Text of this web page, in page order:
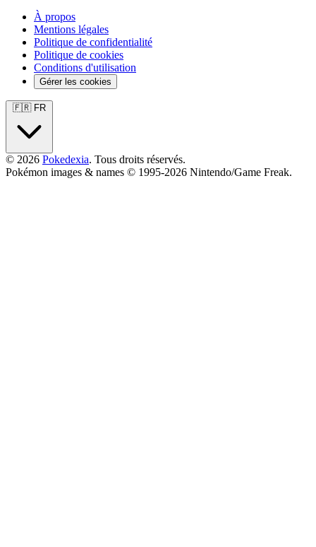
À propos
Mentions légales
Politique de confidentialité
Politique de cookies
Conditions d'utilisation
Gérer les cookies
© 2026 Pokedexia. Tous droits réservés.
Pokémon images & names © 1995-2026 Nintendo/Game Freak.